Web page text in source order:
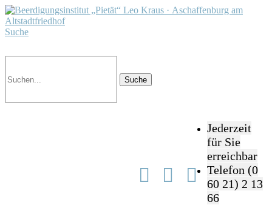
Suche
GoogleInstagram
Jederzeit
für Sie
erreichbar
Telefon (0
60 21) 2 13
66